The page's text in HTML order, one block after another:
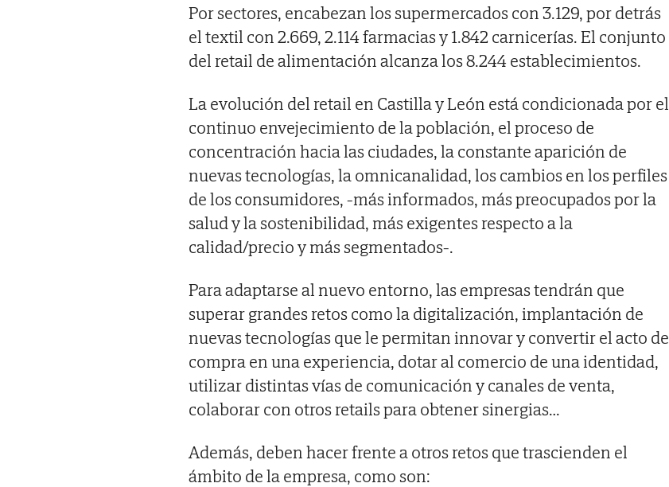
Por sectores, encabezan los supermercados con 3.129, por detrás
el textil con 2.669, 2.114 farmacias y 1.842 carnicerías. El conjunto
del retail de alimentación alcanza los 8.244 establecimientos.
La evolución del retail en Castilla y León está condicionada por el
continuo envejecimiento de la población, el proceso de
concentración hacia las ciudades, la constante aparición de
nuevas tecnologías, la omnicanalidad, los cambios en los perfiles
de los consumidores, -más informados, más preocupados por la
salud y la sostenibilidad, más exigentes respecto a la
calidad/precio y más segmentados-.
Para adaptarse al nuevo entorno, las empresas tendrán que
superar grandes retos como la digitalización, implantación de
nuevas tecnologías que le permitan innovar y convertir el acto de
compra en una experiencia, dotar al comercio de una identidad,
utilizar distintas vías de comunicación y canales de venta,
colaborar con otros retails para obtener sinergias…
Además, deben hacer frente a otros retos que trascienden el
ámbito de la empresa, como son: